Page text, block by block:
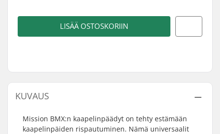
LISÄÄ OSTOSKORIIN
KUVAUS
Mission BMX:n kaapelinpäädyt on tehty estämään
kaapelinpäiden rispautuminen. Nämä universaalit